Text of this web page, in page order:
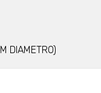
DIAMETRO)